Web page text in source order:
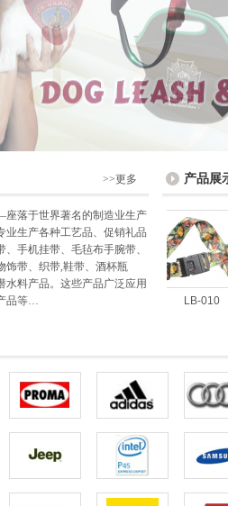
>>更多
落于世界著名的制造业生产
业生产各种工艺品、促销礼品
手机挂带、毛毡布手腕带、
饰带、织带,鞋带、酒杯瓶
水料产品。这些产品广泛应用
品等…
产品展
WL-024 LB-010